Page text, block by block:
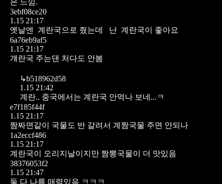
3ebf08ce20
1.15 21:17
옛날엔 계란국으로 줬는데 난 계란국이 좋아요
6a76eb9af5
1.15 21:17
걔란국 주는댄 처다도 안봄
↳b518962d58
1.15 21:42
계란.. 중국에서는 계란국 안먹나 보네...ㅋ
e7f185f44f
1.15 21:17
짬짜면같이 국물도 반 갈려서 계짬국물 주면 안되나
1a2eccf486
1.15 21:17
계란국이 오리지날이지만 짬뽕국물이 더 맛있음
38376053f2
1.15 21:47
둘 다 나름 매력있음 ㅋㅋㅋ